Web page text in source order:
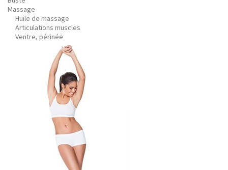
Massage
Huile de massage
Articulations muscles
Ventre, périnée